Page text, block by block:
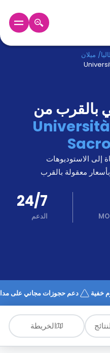
/ ميلان
بالقرب من
إلى الاستوديوهات
معقولة بالقرب
24/7
الدعم
خفية دعم حجوزات مجاني على مدار
الخريطة